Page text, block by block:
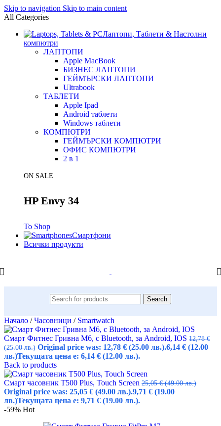
Skip to navigation Skip to main content
All Categories
Лаптопи, Таблети & Настолни
компютри
ЛАПТОПИ
Apple MacBook
БИЗНЕС ЛАПТОПИ
ГЕЙМЪРСКИ ЛАПТОПИ
Ultrabook
ТАБЛЕТИ
Apple Ipad
Android таблети
Windows таблети
КОМПЮТРИ
ГЕЙМЪРСКИ КОМПЮТРИ
ОФИС КОМПЮТРИ
2 в 1
ON SALE
HP Envy 34
To Shop
Смартфони
Всички продукти
Search
Начало / Часовници / Smartwatch
Смарт Фитнес Гривна M6, с Bluetooth, за Android, IOS 12,78€
(25.00 лв.) Original price was: 12,78 € (25.00 лв.).6,14 € (12.00
лв.)Текущата цена е: 6,14 € (12.00 лв.).
Back to products
Смарт часовник T500 Plus, Touch Screen 25,05€ (49.00 лв.)
Original price was: 25,05 € (49.00 лв.).9,71 € (19.00
лв.)Текущата цена е: 9,71 € (19.00 лв.).
-59% Hot